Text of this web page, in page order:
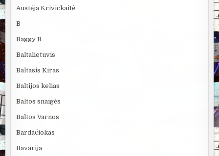
Austėja Krivickaitė
B
Baggy B
Baltalietuvis
Baltasis Kiras
Baltijos kelias
Baltos snaigės
Baltos Varnos
Bardačiokas
Bavarija